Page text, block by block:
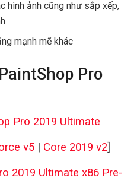
hình ảnh cũng như sắp xếp,
mạnh mẽ khác
Pro
Pro 2019 Ultimate
v5 | Core 2019 v2]
2019 Ultimate x86 Pre-